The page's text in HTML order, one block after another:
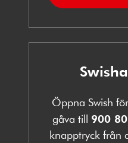
Öppna Swish
gåva till 900
knapptryck från